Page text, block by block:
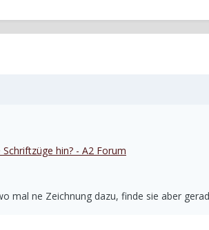
hin? - A2 Forum
mal ne Zeichnung dazu, finde sie aber